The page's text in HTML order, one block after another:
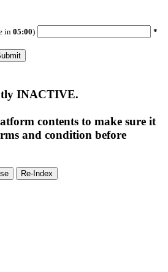
in 05:00)
*
INACTIVE.
contents to make sure it
and condition before
Re-Index